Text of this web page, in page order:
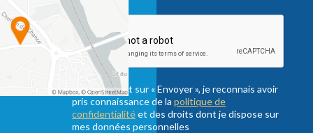
En cliquant sur « Envoyer », je reconnais avoir
pris connaissance de la politique de
confidentialitéet des droits dont je dispose sur
mes données personnelles